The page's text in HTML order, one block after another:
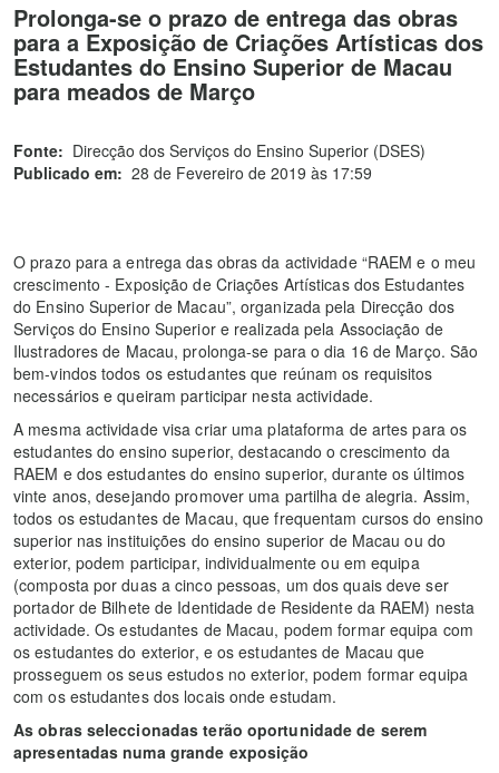
Prolonga-se o prazo de entrega das obras
para a Exposição de Criações Artísticas dos
Estudantes do Ensino Superior de Macau
para meados de Março
Fonte: Direcção dos Serviços do Ensino Superior (DSES)
Publicado em: 28 de Fevereiro de 2019 às 17:59
O prazo para a entrega das obras da actividade “RAEM e o meu
crescimento - Exposição de Criações Artísticas dos Estudantes
do Ensino Superior de Macau”, organizada pela Direcção dos
Serviços do Ensino Superior e realizada pela Associação de
Ilustradores de Macau, prolonga-se para o dia 16 de Março. São
bem-vindos todos os estudantes que reúnam os requisitos
necessários e queiram participar nesta actividade.
A mesma actividade visa criar uma plataforma de artes para os
estudantes do ensino superior, destacando o crescimento da
RAEM e dos estudantes do ensino superior, durante os últimos
vinte anos, desejando promover uma partilha de alegria. Assim,
todos os estudantes de Macau, que frequentam cursos do ensino
superior nas instituições do ensino superior de Macau ou do
exterior, podem participar, individualmente ou em equipa
(composta por duas a cinco pessoas, um dos quais deve ser
portador de Bilhete de Identidade de Residente da RAEM) nesta
actividade. Os estudantes de Macau, podem formar equipa com
os estudantes do exterior, e os estudantes de Macau que
prosseguem os seus estudos no exterior, podem formar equipa
com os estudantes dos locais onde estudam.
As obras seleccionadas terão oportunidade de serem
apresentadas numa grande exposição